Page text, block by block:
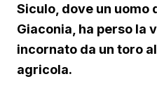
Siculo, dove un uomo
Giaconia, ha perso la
incornato da un toro
agricola.